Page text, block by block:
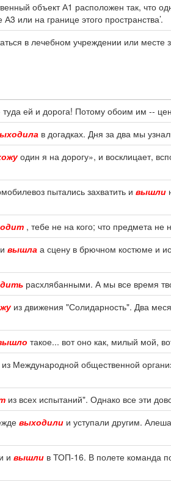
объект А1 расположен так, что
или на границе этого пространства’.
в лечебном учреждении или месте
ей и дорога! Потому обоим им --
в догадках. Дня за два мы
один я на дорогу», и восклицает,
пытались захватить и вышли
, тебе не на кого; что предмета не
вышла а сцену в брючном костюме и
расхлябанными. А мы все время
из движения "Солидарность". Два
такое... вот оно как, милый мой,
Международной общественной
из всех испытаний". Однако все эти
выходили и уступали другим.
и вышли в ТОП-16. В полете команда